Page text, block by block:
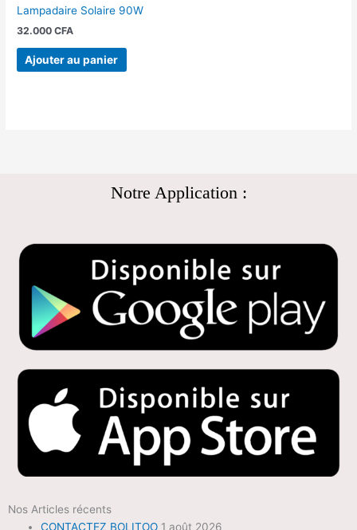
Lampadaire Solaire 90W
32.000CFA
Ajouter au panier
Notre Application :
Nos Articles récents
CONTACTEZ BOLITOO 1 août 2026